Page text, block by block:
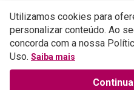
Casa Publicadora das Assembleias
34.401 - Bangu - CEP 21852-002 -
33.608.332/0001-02
Utilizamos cookies para
personalizar conteúdo. Ao
concorda com a nossa
Uso. Saiba mais